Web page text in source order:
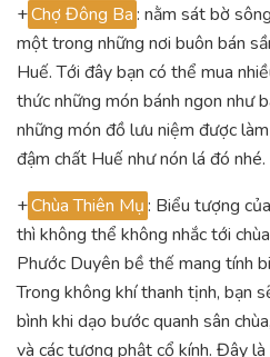
+Chợ Đông Ba: nằm sát bờ
một trong những nơi buôn bán
Huế. Tới đây bạn có thể mua
thức những món bánh ngon như
những món đồ lưu niệm được
đậm chất Huế như nón lá đó nhé.
+Chùa Thiên Mụ: Biểu tượng
thì không thể không nhắc tới
Phước Duyên bề thế mang tính
Trong không khí thanh tịnh, bạn
bình khi dạo bước quanh sân
và các tượng phật cổ kính. Đây